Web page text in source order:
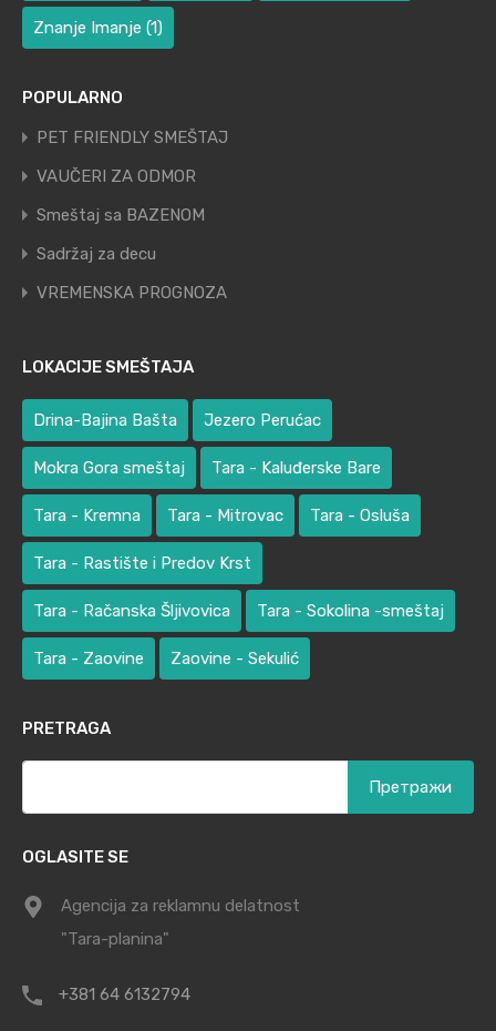
Znanje Imanje (1)
POPULARNO
PET FRIENDLY SMEŠTAJ
VAUČERI ZA ODMOR
Smeštaj sa BAZENOM
Sadržaj za decu
VREMENSKA PROGNOZA
LOKACIJE SMEŠTAJA
Drina-Bajina Bašta Jezero Perućac
Mokra Gora smeštaj Tara - Kaluđerske Bare
Tara - Kremna Tara - Mitrovac Tara - Osluša
Tara - Rastište i Predov Krst
Tara - Račanska Šljivovica Tara - Sokolina -smeštaj
Tara - Zaovine Zaovine - Sekulić
PRETRAGA
OGLASITE SE
Agencija za reklamnu delatnost
"Tara-planina"
+381 64 6132794